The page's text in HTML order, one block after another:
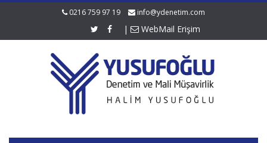
0216 759 97 19 info@ydenetim.com
| WebMail Erişim